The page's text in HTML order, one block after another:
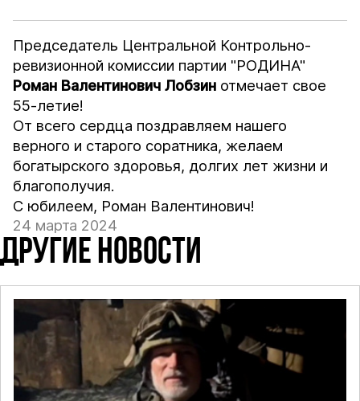
Председатель Центральной Контрольно-
ревизионной комиссии партии "РОДИНА"
Роман Валентинович Лобзин отмечает свое
55-летие!
От всего сердца поздравляем нашего
верного и старого соратника, желаем
богатырского здоровья, долгих лет жизни и
благополучия.
С юбилеем, Роман Валентинович!
24 марта 2024
ДРУГИЕ НОВОСТИ